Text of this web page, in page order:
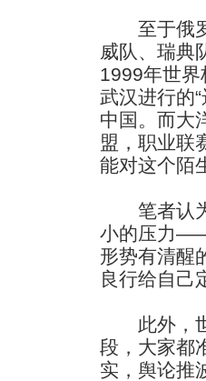
至于俄罗
威队、瑞典
1999年世
武汉进行的
中国。而大
盟，职业联
能对这个陌
笔者认为
小的压力
形势有清醒
良行给自己
此外，世
段，大家都
实，舆论推